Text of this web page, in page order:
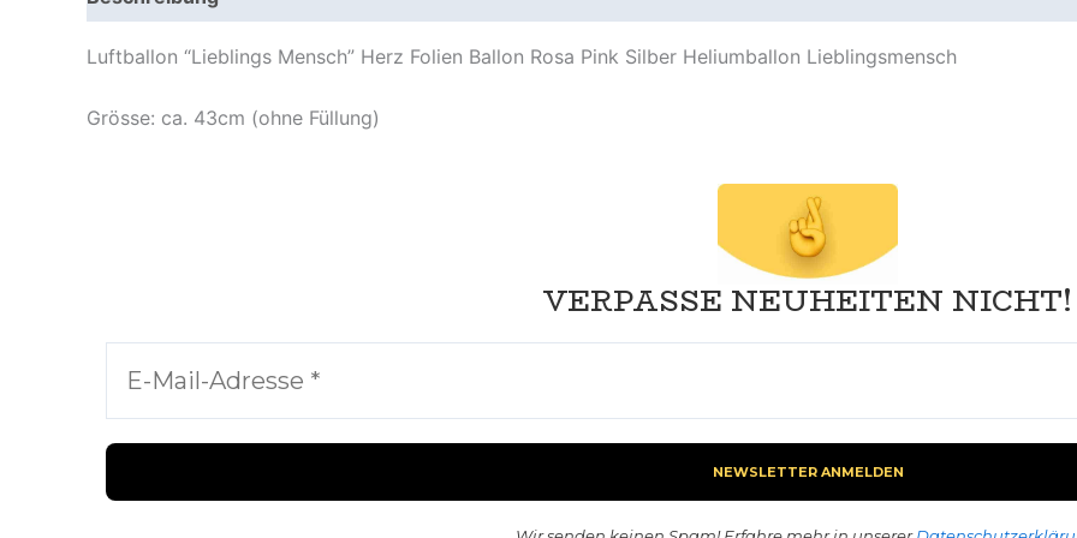
Luftballon “Lieblings Mensch” Herz Folien Ballon Rosa Pink Silber Heliumballon Lieblingsmensch
Grösse: ca. 43cm (ohne Füllung)
VERPASSE NEUHEITEN NICHT!